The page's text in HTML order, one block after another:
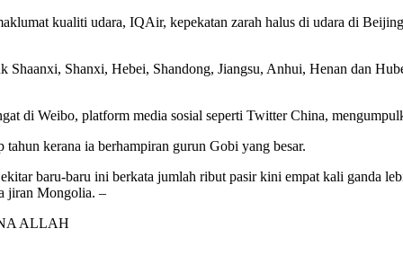
kualiti udara, IQAir, kepekatan zarah halus di udara di
Shaanxi, Shanxi, Hebei, Shandong, Jiangsu, Anhui, Henan dan
di Weibo, platform media sosial seperti Twitter China,
kerana ia berhampiran gurun Gobi yang besar.
baru-baru ini berkata jumlah ribut pasir kini empat kali ganda
jiran Mongolia. –
ALLAH